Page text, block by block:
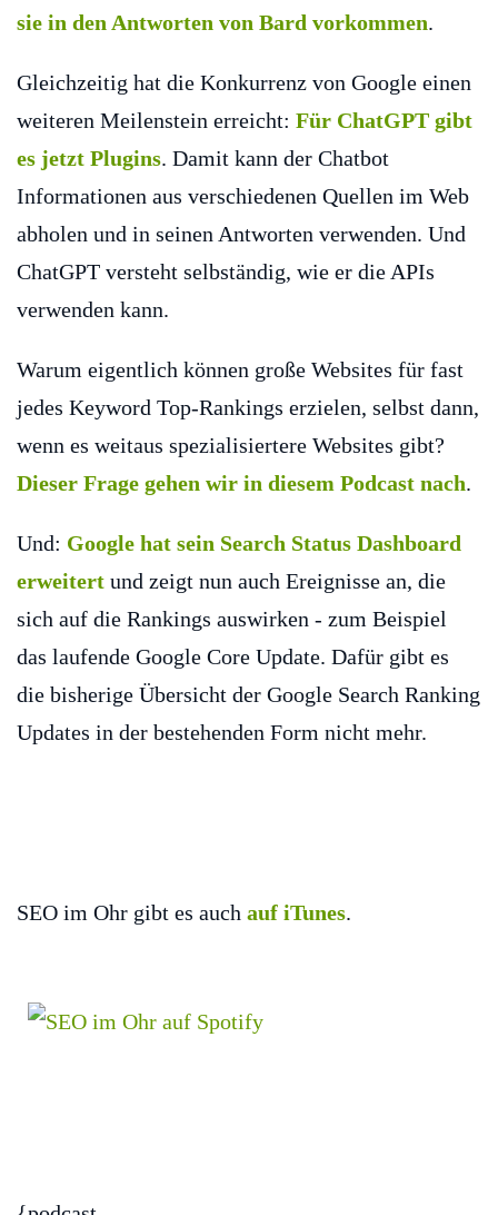
sie in den Antworten von Bard vorkommen.
Gleichzeitig hat die Konkurrenz von Google einen
weiteren Meilenstein erreicht: Für ChatGPT gibt
es jetzt Plugins. Damit kann der Chatbot
Informationen aus verschiedenen Quellen im Web
abholen und in seinen Antworten verwenden. Und
ChatGPT versteht selbständig, wie er die APIs
verwenden kann.
Warum eigentlich können große Websites für fast
jedes Keyword Top-Rankings erzielen, selbst dann,
wenn es weitaus spezialisiertere Websites gibt?
Dieser Frage gehen wir in diesem Podcast nach.
Und: Google hat sein Search Status Dashboard
erweitert und zeigt nun auch Ereignisse an, die
sich auf die Rankings auswirken - zum Beispiel
das laufende Google Core Update. Dafür gibt es
die bisherige Übersicht der Google Search Ranking
Updates in der bestehenden Form nicht mehr.
SEO im Ohr gibt es auch auf iTunes.